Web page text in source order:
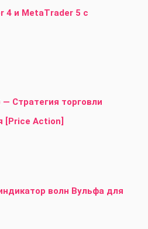
4 и MetaTrader 5 с
Стратегия торговли
[Price Action]
волн Вульфа для